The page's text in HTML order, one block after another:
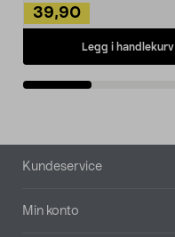
39,90
Legg i handlekurv
Bunntekst
Kundeservice
Min konto